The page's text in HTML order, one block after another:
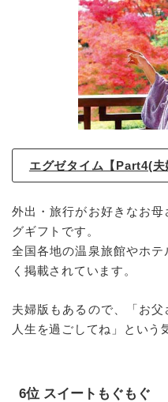
エグゼタイム【Part4(
外出・旅行がお好きなお
グギフトです。
全国各地の温泉旅館やホ
く掲載されています。
夫婦版もあるので、「お
人生を過ごしてね」という
6位 スイートもぐもぐ